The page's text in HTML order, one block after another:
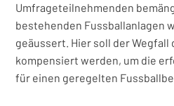
Umfrageteilnehmenden
bestehenden Fussballanlagen
geäussert. Hier soll der Wegfall
kompensiert werden, um die
für einen geregelten